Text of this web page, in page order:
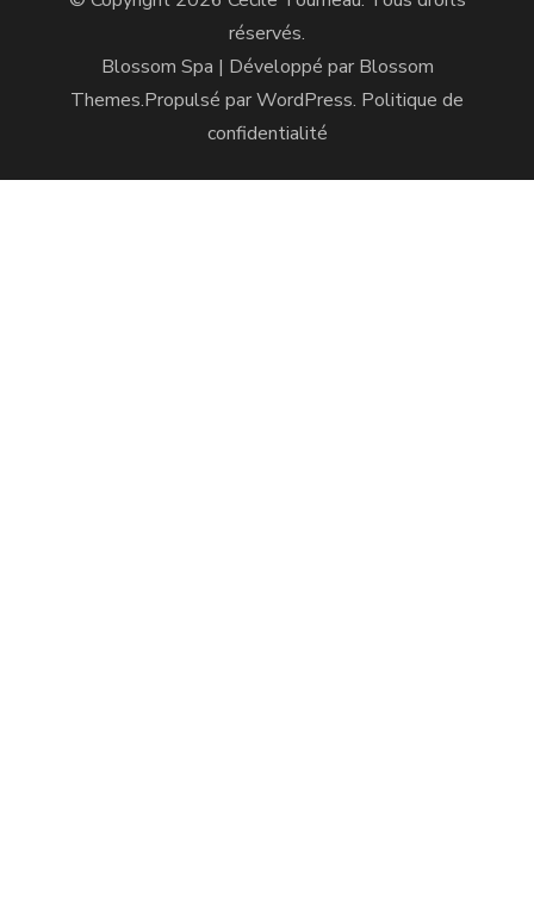
réservés.
Blossom Spa | Développé par Blossom
Themes.Propulsé parWordPress. Politique de
confidentialité